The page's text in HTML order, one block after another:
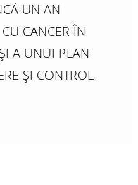
UN AN
CANCER ÎN
A UNUI PLAN
ȘI CONTROL